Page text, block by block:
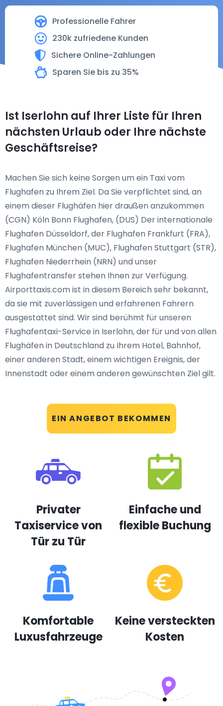
Professionelle Fahrer
230k zufriedene Kunden
Sichere Online-Zahlungen
Sparen Sie bis zu 35%
EIN ANGEBOT BEKOMMEN
Ist Iserlohn auf Ihrer Liste für Ihren
nächsten Urlaub oder Ihre nächste
Geschäftsreise?
Machen Sie sich keine Sorgen um ein Taxi vom
Flughafen zu Ihrem Ziel. Da Sie verpflichtet sind, an
einem dieser Flughäfen hier draußen anzukommen
(CGN) Köln Bonn Flughafen, (DUS) Der internationale
Flughafen Düsseldorf, der Flughafen Frankfurt (FRA),
Flughafen München (MUC), Flughafen Stuttgart (STR),
Flughafen Niederrhein (NRN) und unser
Flughafentransfer stehen Ihnen zur Verfügung.
Airporttaxis.com ist in diesem Bereich sehr bekannt,
da sie mit zuverlässigen und erfahrenen Fahrern
ausgestattet sind. Wir sind berühmt für unseren
Flughafentaxi-Service in Iserlohn, der für und von allen
Flughäfen in Deutschland zu Ihrem Hotel, Bahnhof,
einer anderen Stadt, einem wichtigen Ereignis, der
Innenstadt oder einem anderen gewünschten Ziel gilt.
Privater
Taxiservice von
Tür zu Tür
Einfache und
flexible Buchung
Komfortable
Luxusfahrzeuge
Keine versteckten
Kosten